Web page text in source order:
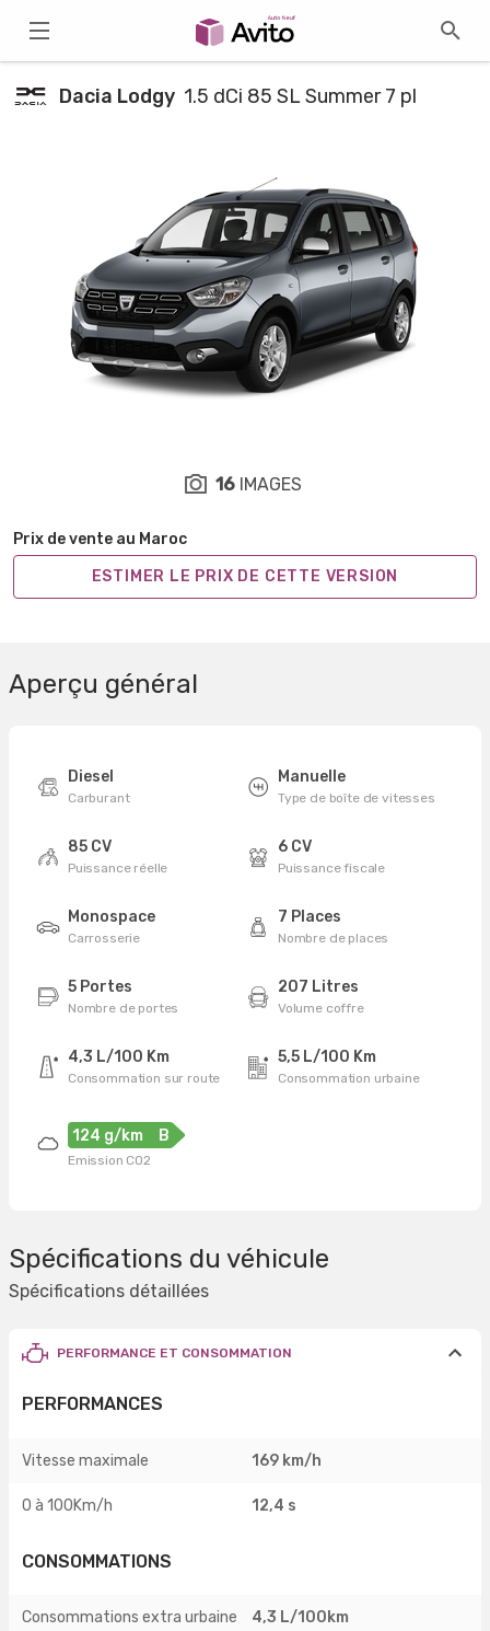
Dacia Lodgy 1.5 dCi 85 SL Summer 7 pl
Prix de vente au Maroc
ESTIMER LE PRIX DE CETTE VERSION
16 IMAGES
Aperçu général
Diesel
Carburant
Manuelle
Type de boîte de vitesses
85 CV
Puissance réelle
6 CV
Puissance fiscale
Monospace
Carrosserie
7 Places
Nombre de places
5 Portes
Nombre de portes
207 Litres
Volume coffre
4,3 L/100 Km
Consommation sur route
5,5 L/100 Km
Consommation urbaine
124 g/km B
Emission CO2
Spécifications du véhicule
Spécifications détaillées
PERFORMANCE ET CONSOMMATION
PERFORMANCES
Vitesse maximale 169 km/h
0 à 100Km/h 12,4 s
CONSOMMATIONS
Consommations extra urbaine 4,3 L/100km